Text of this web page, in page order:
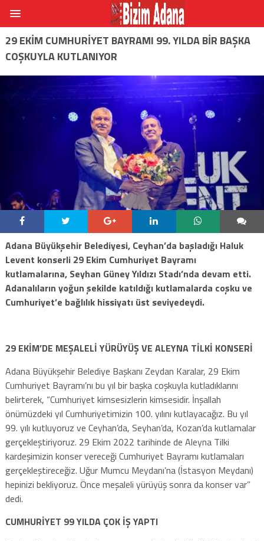
29 EKIM CUMHURIYET BAYRAMI 99. YILDA BIR BAŞKA
COŞKUYLA KUTLANIYOR
Adana Büyükşehir Belediyesi, Ceyhan’da başladığı Haluk
Levent konserli 29 Ekim Cumhuriyet Bayramı
kutlamalarına, Seyhan Güney Yıldızı Stadı’nda devam etti.
Adanalıların yoğun şekilde katıldığı kutlamalarda coşku ve
Cumhuriyet’e bağlılık hissiyatı üst seviyedeydi.
29 EKİM’DE MEŞALELİ YÜRÜYÜŞ VE ALEYNA TİLKİ KONSERİ
Adana Büyükşehir Belediye Başkanı Zeydan Karalar, 29 Ekim
Cumhuriyet Bayramı’nı bu yıl bir başka coşkuyla kutladıklarını
belirterek, “Cumhuriyet kimsesizlerin kimsesidir. İnşallah
önümüzdeki yıl Cumhuriyetimizin 100. yılını kutlayacağız. Bu yıl
99. yılı kutluyoruz ve Ceyhan’da, Seyhan’da, Kozan’da kutlamalar
gerçekleştiriyoruz. 29 Ekim 2022 tarihinde de Aleyna Tilki
kardeşimizin konser vereceği Cumhuriyet Bayramı kutlamaları
gerçekleştireceğiz. Uğur Mumcu Meydanı’na (İstasyon Meydanı)
hepinizi bekliyoruz. Önce meşaleli yürüyüş sonra da konser var”
dedi.
CUMHURİYET 99 YILDA ÇOK İŞ YAPTI